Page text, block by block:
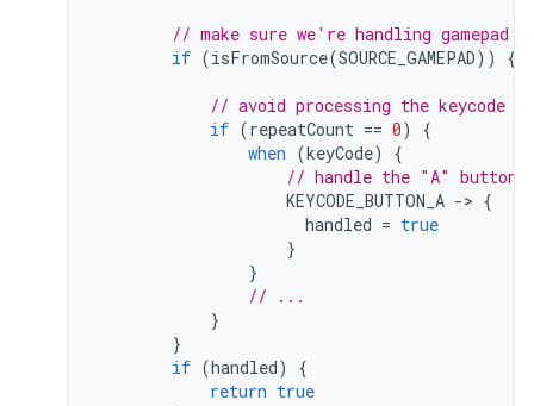
// make sure we're handling gamepad
if (isFromSource(SOURCE_GAMEPAD)) {
// avoid processing the keycode
if (repeatCount == 0)
{
when (keyCode)
{
// handle the "A" button
KEYCODE_BUTTON_A -> {
handled = true
}
}
// ...
}
}
if (handled)
{
return true